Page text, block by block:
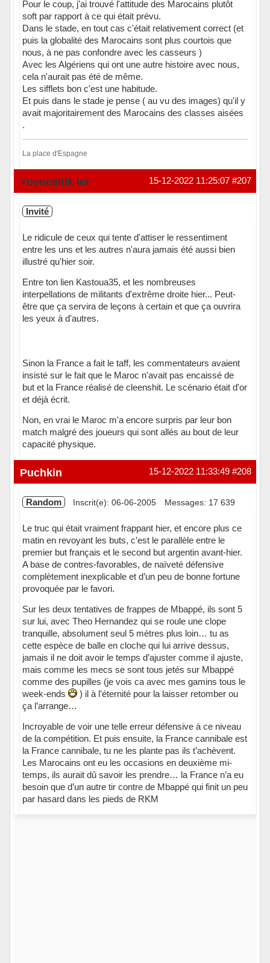
Pour le coup, j'ai trouvé l'attitude des Marocains plutôt
soft par rapport à ce qui était prévu.
Dans le stade, en tout cas c'était relativement correct (et
puis la globalité des Marocains sont plus courtois que
nous, à ne pas confondre avec les casseurs )
Avec les Algériens qui ont une autre histoire avec nous,
cela n'aurait pas été de même.
Les sifflets bon c'est une habitude.
Et puis dans le stade je pense ( au vu des images) qu'il y
avait majoritairement des Marocains des classes aisées
.
La place d'Espagne
Hors ligne #207
15-12-2022 11:25:07
Yoyoceltik Ier
Invité
Le ridicule de ceux qui tente d'attiser le ressentiment
entre les uns et les autres n'aura jamais été aussi bien
illustré qu'hier soir.
Entre ton lien Kastoua35, et les nombreuses
interpellations de militants d'extrême droite hier... Peut-
être que ça servira de leçons à certain et que ça ouvrira
les yeux à d'autres.
Sinon la France a fait le taff, les commentateurs avaient
insisté sur le fait que le Maroc n'avait pas encaissé de
but et la France réalisé de cleenshit. Le scénario était d'or
et déjà écrit.
Non, en vrai le Maroc m'a encore surpris par leur bon
match malgré des joueurs qui sont allés au bout de leur
capacité physique.
#208
15-12-2022 11:33:49
Puchkin
Random Inscrit(e): 06-06-2005 Messages: 17 639
Le truc qui était vraiment frappant hier, et encore plus ce
matin en revoyant les buts, c’est le parallèle entre le
premier but français et le second but argentin avant-hier.
A base de contres-favorables, de naïveté défensive
complètement inexplicable et d’un peu de bonne fortune
provoquée par le favori.
Sur les deux tentatives de frappes de Mbappé, ils sont 5
sur lui, avec Theo Hernandez qui se roule une clope
tranquille, absolument seul 5 mètres plus loin… tu as
cette espèce de balle en cloche qui lui arrive dessus,
jamais il ne doit avoir le temps d’ajuster comme il ajuste,
mais comme les mecs se sont tous jetés sur Mbappé
comme des pupilles (je vois ca avec mes gamins tous le
week-ends
) il à l’éternité pour la laisser retomber ou
ça l’arrange…
Incroyable de voir une telle erreur défensive à ce niveau
de la compétition. Et puis ensuite, la France cannibale est
la France cannibale, tu ne les plante pas ils t’achèvent.
Les Marocains ont eu les occasions en deuxième mi-
temps, ils aurait dû savoir les prendre… la France n’a eu
besoin que d’un autre tir contre de Mbappé qui finit un peu
par hasard dans les pieds de RKM